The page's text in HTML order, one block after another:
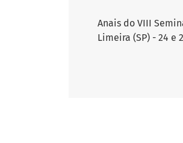
Anais do VIII
Limeira (SP) - 24 e